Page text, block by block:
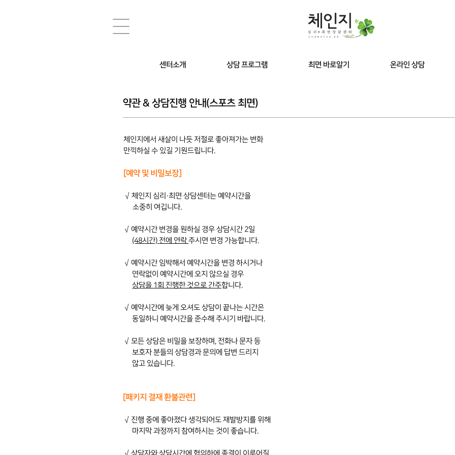
센터소개
소장 소개
상담 프로그램
심리·최면상담
금연 / 다이어트
최면 바로알기 온라인 상담
약관 & 상담진행 안내(스포츠 최면)
체인지에서 새살이 나듯 저절로 좋아져가는 변화
만끽하실 수 있길 기원드립니다.
[예약 및 비밀보장]
√ 체인지 심리 ·최면 상담센터는 예약시간을
소중히 여깁니다.
√ 예약시간 변경을 원하실 경우 상담시간 2일
(48시간) 전에 연락주시면 변경 가능합니다.
√ 예약시간 임박해서 예약시간을 변경 하시거나
연락없이 예약시간에 오지 않으실 경우
.상담을 1회 진행한 것으로 간주합니다.
√ 예약시간에 늦게 오셔도 상담이 끝나는 시간은
.동일하니 예약시간을 준수해 주시기 바랍니다.
√ 모든 상담은 비밀을 보장하며, 전화나 문자 등
보호자 분들의 상담경과 문의에 답변 드리지
않고 있습니다.
[패키지 결재 환불관련]
√진행 중에 좋아졌다 생각되어도 재발방지를 위해
마지막 과정까지 참여하시는 것이 좋습니다.